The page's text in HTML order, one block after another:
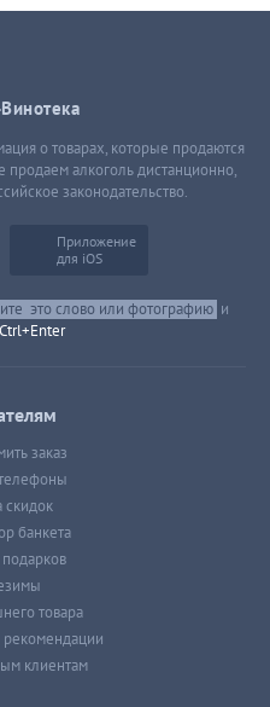
о товарах, которые продаются
алкоголь дистанционно,
законодательство.
Приложение
для iOS
это слово или фотографию и
Ctrl+Enter
заказ
скидок
банкета
товара
клиентам